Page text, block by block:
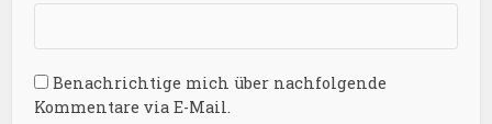
Benachrichtige mich über nachfolgende
Kommentare via E-Mail.